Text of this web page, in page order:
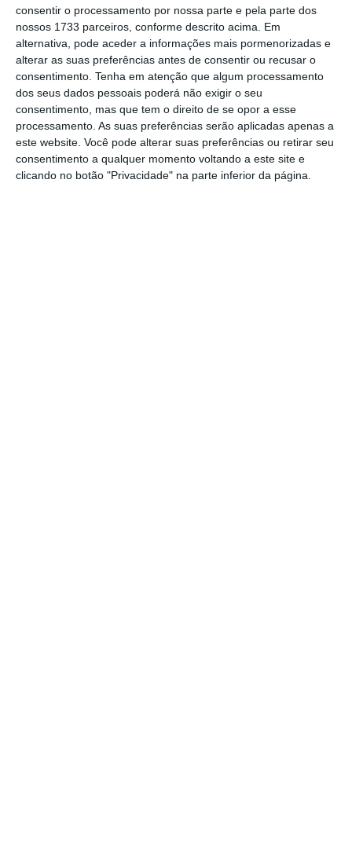
consentir o processamento por nossa parte e pela parte dos
nossos 1733 parceiros, conforme descrito acima. Em
alternativa, pode aceder a informações mais pormenorizadas e
alterar as suas preferências antes de consentir ou recusar o
consentimento. Tenha em atenção que algum processamento
dos seus dados pessoais poderá não exigir o seu
consentimento, mas que tem o direito de se opor a esse
processamento. As suas preferências serão aplicadas apenas a
este website. Você pode alterar suas preferências ou retirar seu
consentimento a qualquer momento voltando a este site e
clicando no botão "Privacidade" na parte inferior da página.